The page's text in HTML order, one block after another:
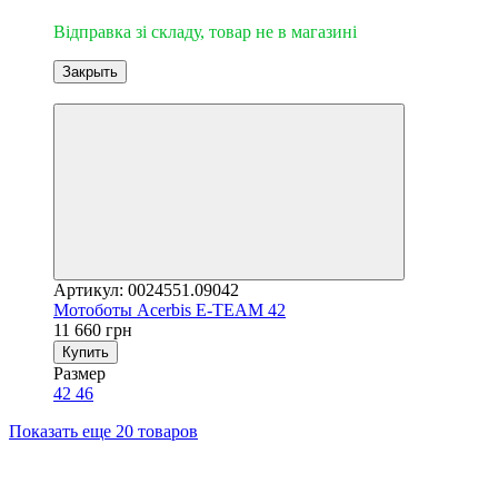
Відправка зі складу, товар не в магазині
Закрыть
Артикул: 0024551.09042
Мотоботы Acerbis E-TEAM 42
11 660 грн
Купить
Размер
42 46
Показать еще 20 товаров